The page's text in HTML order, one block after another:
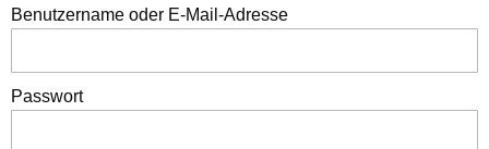
Benutzername oder E-Mail-Adresse
Passwort